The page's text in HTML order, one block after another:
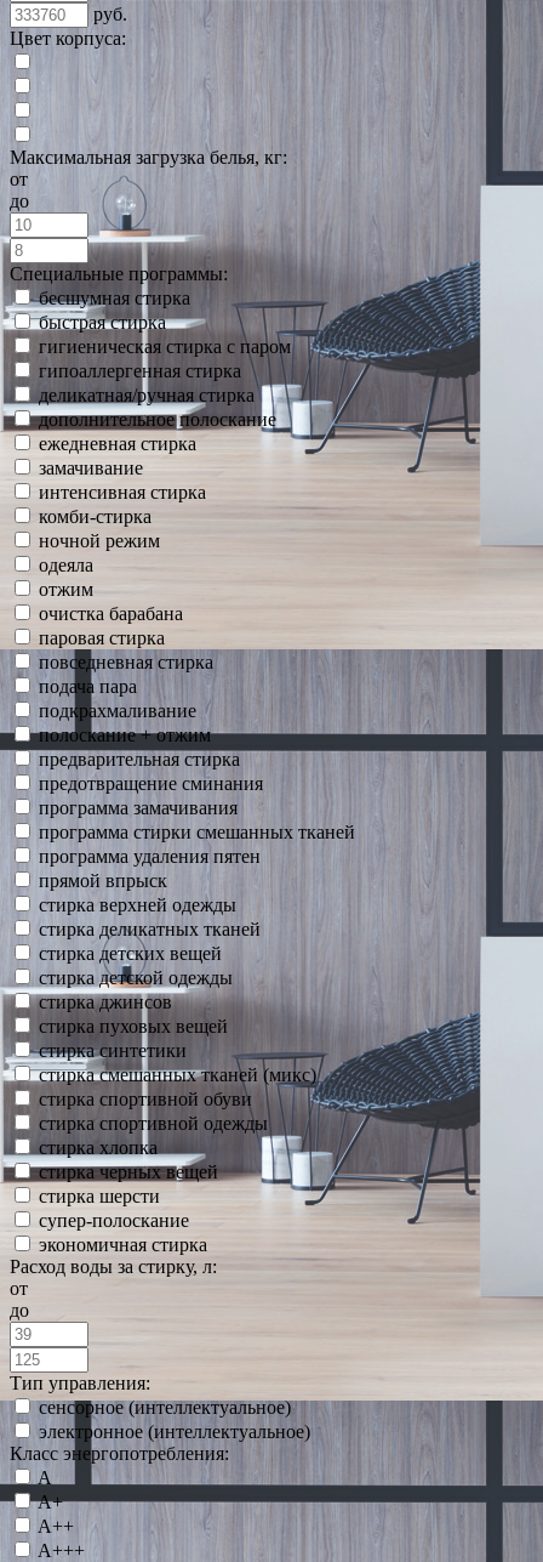
руб.
Цвет корпуса:
Максимальная загрузка белья, кг:
от
до
Специальные программы:
бесшумная стирка
быстрая стирка
гигиеническая стирка с паром
гипоаллергенная стирка
деликатная/ручная стирка
дополнительное полоскание
ежедневная стирка
замачивание
интенсивная стирка
комби-стирка
ночной режим
одеяла
отжим
очистка барабана
паровая стирка
повседневная стирка
подача пара
подкрахмаливание
полоскание + отжим
предварительная стирка
предотвращение сминания
программа замачивания
программа стирки смешанных тканей
программа удаления пятен
прямой впрыск
стирка верхней одежды
стирка деликатных тканей
стирка детских вещей
стирка детской одежды
стирка джинсов
стирка пуховых вещей
стирка синтетики
стирка смешанных тканей (микс)
стирка спортивной обуви
стирка спортивной одежды
стирка хлопка
стирка черных вещей
стирка шерсти
супер-полоскание
экономичная стирка
Расход воды за стирку, л:
от
до
Тип управления:
сенсорное (интеллектуальное)
электронное (интеллектуальное)
Класс энергопотребления:
A
A+
A++
A+++